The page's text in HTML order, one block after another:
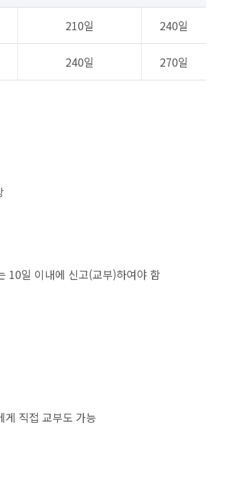
210일 240일
240일 270일
10일 이내에 신고(교부)하여야 함
게 직접 교부도 가능